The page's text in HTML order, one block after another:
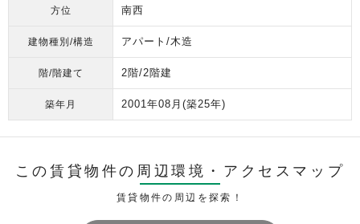
方位 南西
建物種別/構造 アパート/木造
階/階建て 2階/2階建
築年月 2001年08月 (築25年)
この賃貸物件の周辺環境・ アクセスマップ
賃貸物件の周辺を探索！